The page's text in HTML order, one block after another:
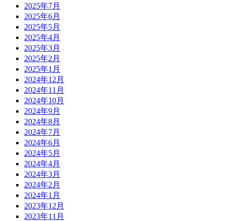
2025年7月
2025年6月
2025年5月
2025年4月
2025年3月
2025年2月
2025年1月
2024年12月
2024年11月
2024年10月
2024年9月
2024年8月
2024年7月
2024年6月
2024年5月
2024年4月
2024年3月
2024年2月
2024年1月
2023年12月
2023年11月